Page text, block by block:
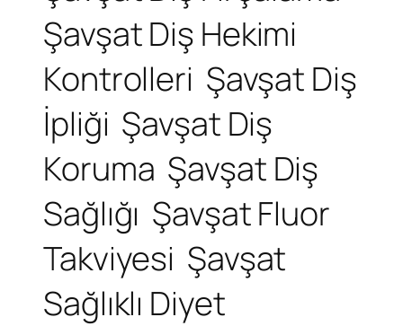
Şavşat Diş Hekimi
Kontrolleri Şavşat Diş
İpliği Şavşat Diş
Koruma Şavşat Diş
Sağlığı Şavşat Fluor
Takviyesi Şavşat
Sağlıklı Diyet